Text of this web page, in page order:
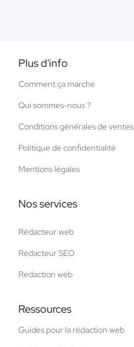
Plus d'info
Comment ça marche
Qui sommes-nous ?
Conditions générales de ventes
Politique de confidentialité
Mentions légales
Nos services
Rédacteur web
Rédacteur SEO
Rédaction web
Ressources
Guides pour la rédaction web